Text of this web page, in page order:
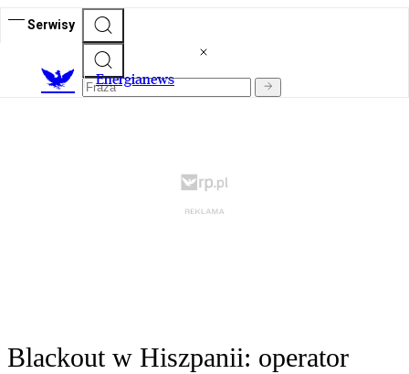
Serwisy
Energianews
Blackout w Hiszpanii: operator